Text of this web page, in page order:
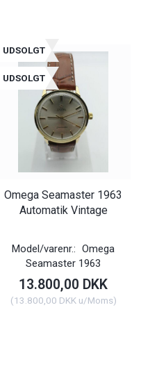
UDSOLGT
UDSOLGT
Omega Seamaster 1963
Automatik Vintage
Model/varenr.: Omega
Seamaster 1963
13.800,00 DKK
(13.800,00 DKKu/Moms)